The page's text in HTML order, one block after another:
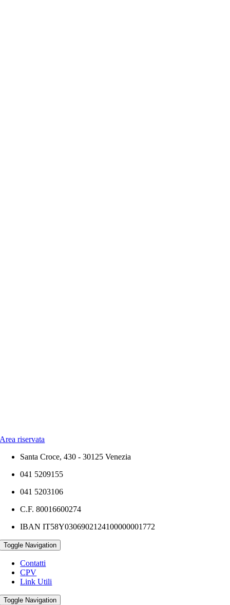
Area riservata
Santa Croce, 430 - 30125 Venezia
041 5209155
041 5203106
C.F. 80016600274
IBAN IT58Y0306902124100000001772
Toggle Navigation
Contatti
CPV
Link Utili
Toggle Navigation